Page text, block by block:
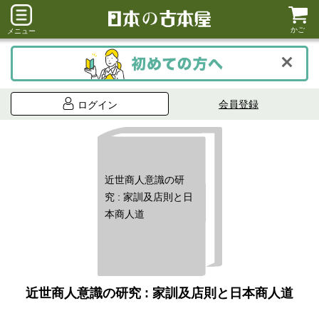
メニュー かご
ログイン 会員登録
近世商人意識の研
究 : 家訓及店則と日
本商人道
近世商人意識の研究 : 家訓及店則と日本商人道